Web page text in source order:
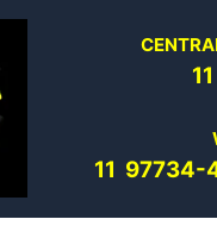
11 97734-